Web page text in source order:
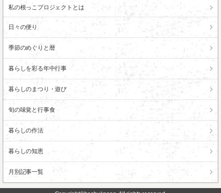
私の根っこ プロジェクトとは
日々の便り
季節のめぐりと暦
暮らしを彩る年中行事
暮らしのまつり・遊び
旬の味覚と行事食
暮らしの作法
暮らしの知恵
月別記事一覧